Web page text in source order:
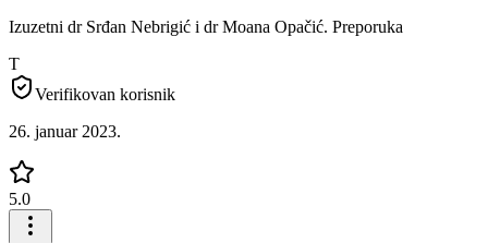
Izuzetni dr Srđan Nebrigić i dr Moana Opačić. Preporuka
T
Verifikovan korisnik
26. januar 2023.
5.0